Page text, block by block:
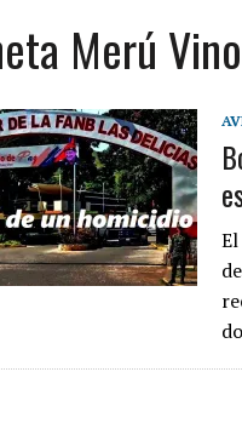
Merú